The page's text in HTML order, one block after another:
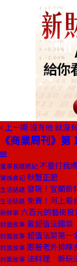
上一期 沒有他 就沒
《商業周刊》第
董事長嬉遊記 不要打我
饕姊食記 秋蟹正肥
生活話題 發現！宜蘭新
生活話題 免費！河上看
新鮮事 六百元的藝術投
封面故事 最超值法國菜
封面故事 超值法菜第一
封面故事 跟著老外排隊
封面故事 法料理 新玩